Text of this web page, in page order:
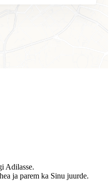
Adilasse.
ja parem ka Sinu juurde.